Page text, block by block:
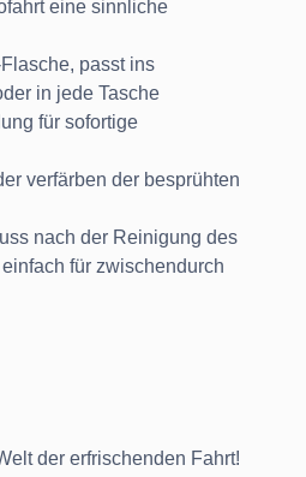
eine sinnliche
passt ins
in jede Tasche
für sofortige
verfärben der besprühten
nach der Reinigung des
für zwischendurch
der erfrischenden Fahrt!